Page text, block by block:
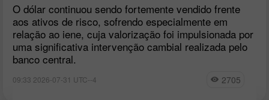
O dólar continuou sendo fortemente vendido frente
aos ativos de risco, sofrendo especialmente em
relação ao iene, cuja valorização foi impulsionada por
uma significativa intervenção cambial realizada pelo
banco central.
09:33 2026-07-31 UTC--4 2705